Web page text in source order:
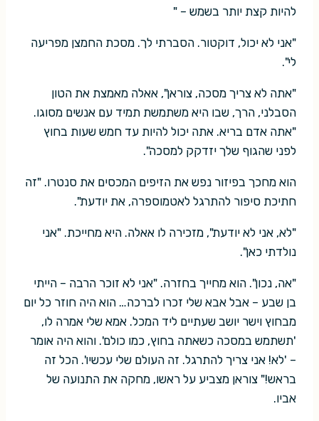
להיות קצת יותר בשמש – "
"אני לא יכול, דוקטור. הסברתי לך. מסכת החמצן מפריעה
לי".
"אתה לא צריך מסכה, צוראן", אאלה מאמצת את הטון
הסבלני, הרך, שבו היא משתמשת תמיד עם אנשים מסוגו.
"אתה אדם בריא. אתה יכול להיות עד חמש שעות בחוץ
לפני שהגוף שלך יזדקק למסכה".
הוא מחכך בפיזור נפש את הזיפים המכסים את סנטרו. "זה
חתיכת סיפור להתרגל לאטמוספרה, את יודעת".
"לא, אני לא יודעת", מזכירה לו אאלה. היא מחייכת. "אני
נולדתי כאן".
"אה, נכון". הוא מחייך בחזרה. "אני לא זוכר הרבה – הייתי
בן שבע – אבל אבא שלי זכרו לברכה… הוא היה חוזר כל יום
מבחוץ וישר יושב שעתיים ליד המכל. אמא שלי אמרה לו,
'תשתמש במסכה כשאתה בחוץ, כמו כולם'. והוא היה אומר
– 'לא! אני צריך להתרגל. זה העולם שלי עכשיו'. הכל זה
בראש!" צוראן מצביע על ראשו, מחקה את התנועה של
אביו.